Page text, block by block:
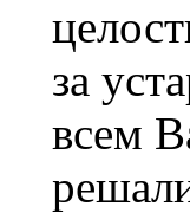
за
всем